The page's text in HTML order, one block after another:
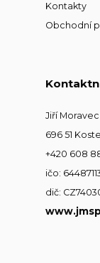
Kontakty
Obchodní
Jiří Moravec
696 51
+420 608
ičo:
dič: